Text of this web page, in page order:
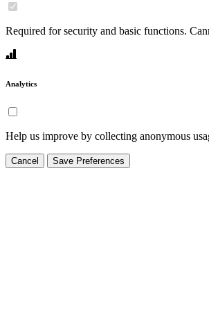
Required for security and basic functions.
Analytics
Help us improve by collecting anonymous
Cancel Save Preferences